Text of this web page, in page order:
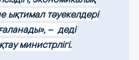
ықтимал тәуекелдері
– деді
министрлігі.